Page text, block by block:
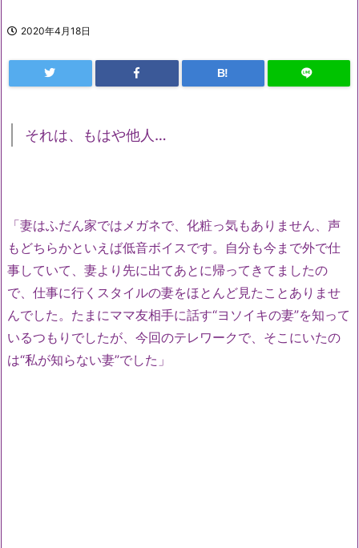
2020年4月18日
B!
それは、もはや他人…
「妻はふだん家ではメガネで、化粧っ気もありません、声
もどちらかといえば低音ボイスです。自分も今まで外で仕
事していて、妻より先に出てあとに帰ってきてましたの
で、仕事に行くスタイルの妻をほとんど見たことありませ
んでした。たまにママ友相手に話す“ヨソイキの妻”を知って
いるつもりでしたが、今回のテレワークで、そこにいたの
は“私が知らない妻”でした」